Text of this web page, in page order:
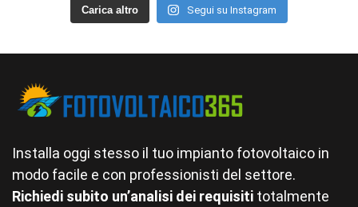
Carica altro Segui su Instagram
Installa oggi stesso il tuo impianto fotovoltaico in
modo facile e con professionisti del settore.
Richiedi subito un’analisi dei requisiti totalmente